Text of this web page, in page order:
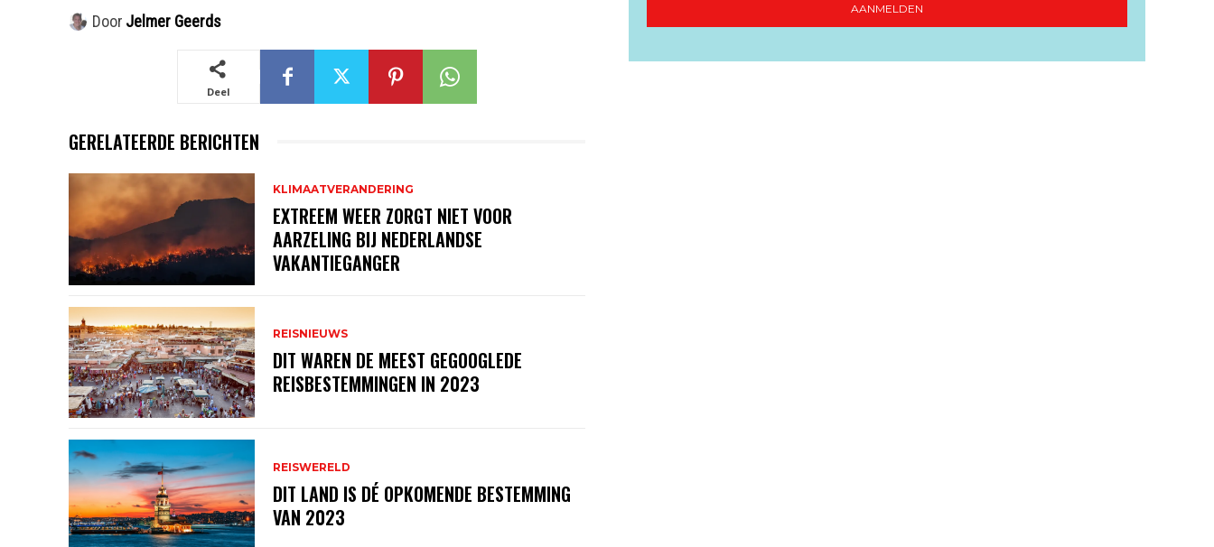
Door Jelmer Geerds
Deel
GERELATEERDE BERICHTEN
KLIMAATVERANDERING
EXTREEM WEER ZORGT NIET VOOR
AARZELING BIJ NEDERLANDSE
VAKANTIEGANGER
REISNIEUWS
DIT WAREN DE MEEST GEGOOGLEDE
REISBESTEMMINGEN IN 2023
REISWERELD
DIT LAND IS DÉ OPKOMENDE BESTEMMING
VAN 2023
AANMELDEN